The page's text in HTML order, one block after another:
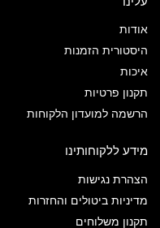
אודות
היסטורית הזמנות
איכות
תקנון פרטיות
הרשמה למועדון הלקוחות
מידע ללקוחותינו
הצהרת נגישות
מדיניות ביטולים והחזרות
תקנון משלוחים